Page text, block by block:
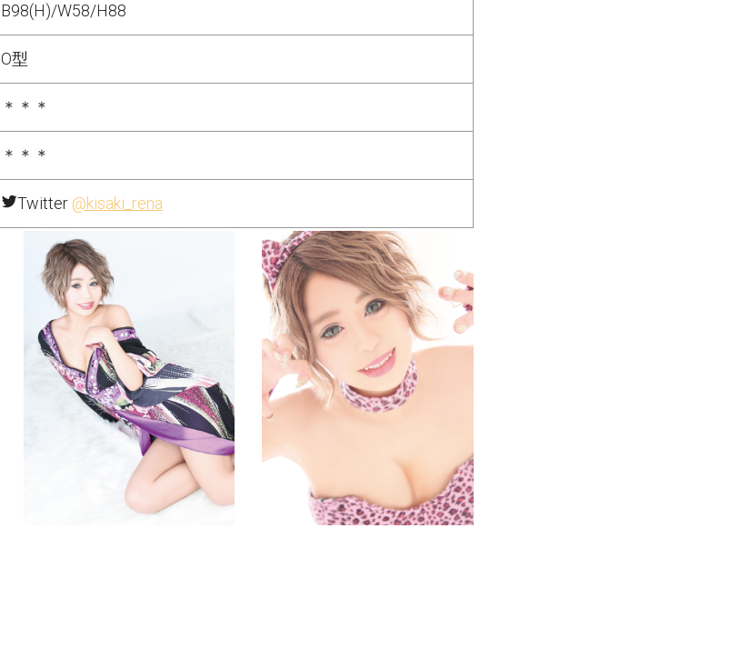
B98(H)/W58/H88
O型
＊＊＊
＊＊＊
Twitter @kisaki_rena